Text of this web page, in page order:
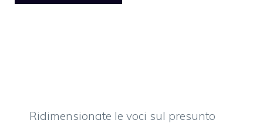
Ridimensionate le voci sul presunto